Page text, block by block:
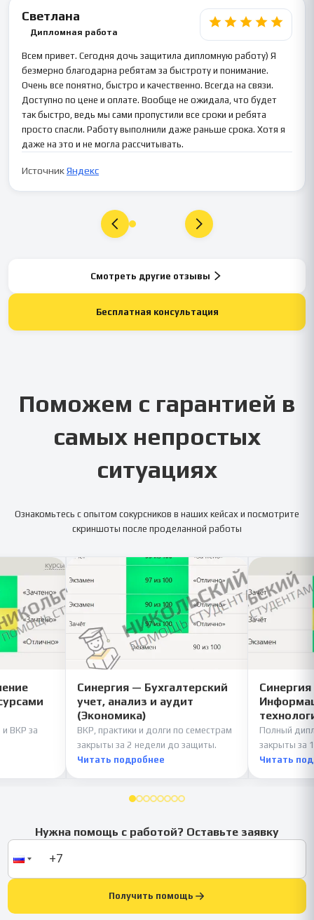
Светлана
Дипломная работа
Всем привет. Сегодня дочь защитила дипломную работу) Я
безмерно благодарна ребятам за быстроту и понимание.
Очень все понятно, быстро и качественно. Всегда на связи.
Доступно по цене и оплате. Вообще не ожидала, что будет
так быстро, ведь мы сами пропустили все сроки и ребята
просто спасли. Работу выполнили даже раньше срока. Хотя я
даже на это и не могла рассчитывать.
ИсточникЯндекс
Смотреть другие отзывы
Бесплатная консультация
Поможем с гарантией в
самых непростых
ситуациях
Ознакомьтесь с опытом сокурсников в наших кейсах и посмотрите
скриншоты после проделанной работы
и ВКР за
Синергия — Бухгалтерский
учет, анализ и аудит
(Экономика)
ВКР, практики и долги по семестрам
закрыты за 2 недели до защиты.
Читать подробнее
Полный
закрыты за
Читать
Нужна помощь с работой? Оставьте заявку
Получить помощь